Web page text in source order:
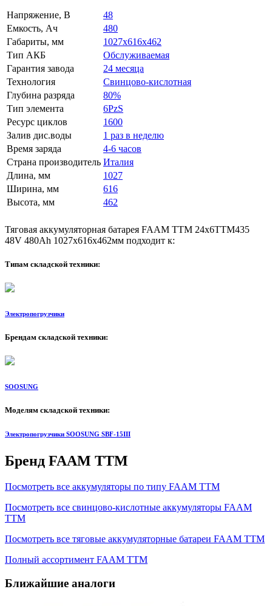
Напряжение, В
48
Емкость, Ач
480
Габариты, мм
1027x616x462
Тип АКБ
Обслуживаемая
Гарантия завода
24 месяца
Технология
Свинцово-кислотная
Глубина разряда
80%
Тип элемента
6PzS
Ресурс циклов
1600
Залив дис.воды
1 раз в неделю
Время заряда
4-6 часов
Страна производитель Италия
Длина, мм
1027
Ширина, мм
616
Высота, мм
462
Тяговая аккумуляторная батарея FAAM TTM 24x6TTM435
48V 480Ah 1027x616x462мм подходит к:
Типам складской техники:
Электропогрузчики
Брендам складской техники:
SOOSUNG
Моделям складской техники:
Электропогрузчики SOOSUNG SBF-15III
Бренд FAAM TTM
Посмотреть все аккумуляторы по типу FAAM TTM
Посмотреть все свинцово-кислотные аккумуляторы FAAM
TTM
Посмотреть все тяговые аккумуляторные батареи FAAM TTM
Полный ассортимент FAAM TTM
Ближайшие аналоги